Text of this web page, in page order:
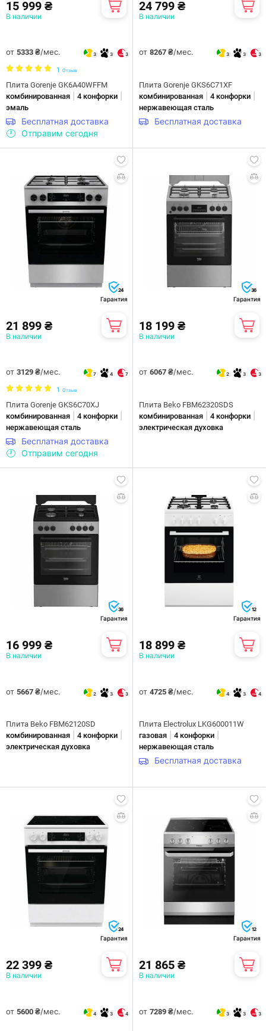
15 999 ₴
В наличии
от 5333 ₴/мес. 3 3 3
1 Отзыв
Плита Gorenje GK6A40WFFM
комбинированная
4 конфорки
эмаль
Бесплатная доставка
Отправим сегодня
24 799 ₴
В наличии
от 8267 ₴/мес. 3 3 3
Плита Gorenje GKS6C71XF
комбинированная
4 конфорки
нержавеющая сталь
Бесплатная доставка
24
Гарантия
21 899 ₴
В наличии
от 3129 ₴/мес. 7 4 7
1 Отзыв
Плита Gorenje GKS6C70XJ
комбинированная
4 конфорки
нержавеющая сталь
Бесплатная доставка
Отправим сегодня
36
Гарантия
18 199 ₴
В наличии
от 6067 ₴/мес. 2 3 3
Плита Beko FBM62320SDS
комбинированная
4 конфорки
электрическая духовка
36
Гарантия
16 999 ₴
В наличии
от 5667 ₴/мес. 2 3 3
Плита Beko FBM62120SD
комбинированная
4 конфорки
электрическая духовка
12
Гарантия
18 899 ₴
В наличии
от 4725 ₴/мес. 4 3 4
Плита Electrolux LKG600011W
газовая
4 конфорки
нержавеющая сталь
Бесплатная доставка
24
Гарантия
22 399 ₴
В наличии
от 5600 ₴/мес. 4 3 4
12
Гарантия
21 865 ₴
В наличии
от 7289 ₴/мес. 3 3 3